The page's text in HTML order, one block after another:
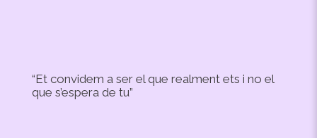
“Et convidem a ser el que realment ets i no el
que s’espera de tu”